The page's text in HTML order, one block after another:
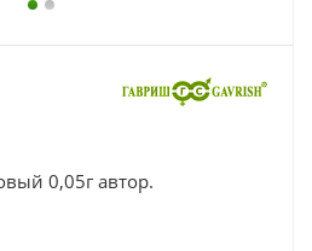
0,05г автор.